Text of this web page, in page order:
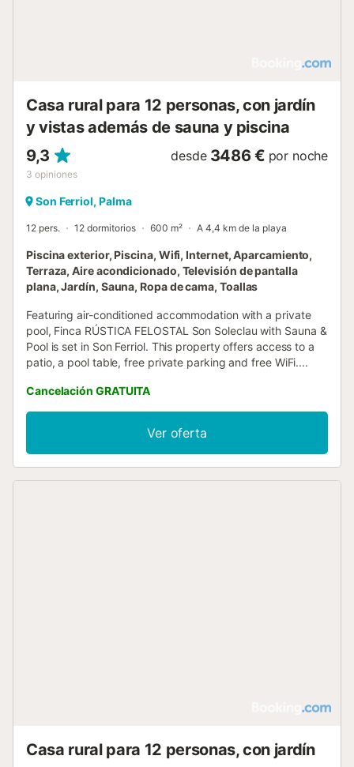
Casa rural para 12 personas, con jardín
y vistas además de sauna y piscina
9,3
3 opiniones
desde 3486 € por noche
Son Ferriol, Palma
12 pers. 12 dormitorios 600 m² A 4,4 km de la playa
Piscina exterior, Piscina, Wifi, Internet, Aparcamiento,
Terraza, Aire acondicionado, Televisión de pantalla
plana, Jardín, Sauna, Ropa de cama, Toallas
Featuring air-conditioned accommodation with a private
pool, Finca RÚSTICA FELOSTAL Son Soleclau with Sauna &
Pool is set in Son Ferriol. This property offers access to a
patio, a pool table, free private parking and free WiFi....
Cancelación GRATUITA
Ver oferta
Casa rural para 12 personas, con jardín